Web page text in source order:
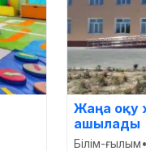
Жаңа оқу
ашылады
Білім-ғылым